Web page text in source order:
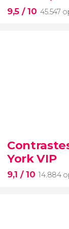
9,5 / 10 45.547
visita
en español
York VIP
9,1 / 10 14.884